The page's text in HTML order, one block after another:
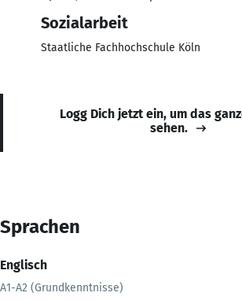
Sozialarbeit
Staatliche Fachhochschule Köln
Logg Dich jetzt ein, um das
sehen.
Sprachen
Englisch
A1-A2 (Grundkenntnisse)